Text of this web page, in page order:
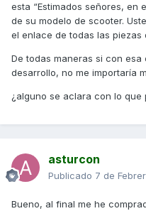
esta “Estimados señores, en
de su modelo de scooter.
el enlace de todas las
De todas maneras si con
desarrollo, no me importaría
¿alguno se aclara con lo que
asturcon
Publicado 7 de
Bueno, al final me he